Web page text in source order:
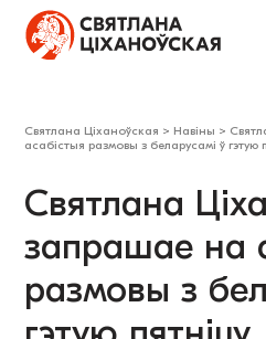
Святлана Ціханоўская > Навіны >
асабістыя размовы з беларусамі ў гэтую
Святлана
запрашае на
размовы з